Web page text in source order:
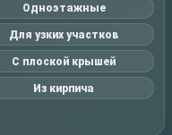
Одноэтажные
Для узких участков
С плоской крышей
Из кирпича